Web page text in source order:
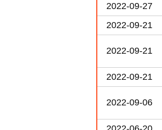
2022-09-27
2022-09-21
2022-09-21
2022-09-21
2022-09-06